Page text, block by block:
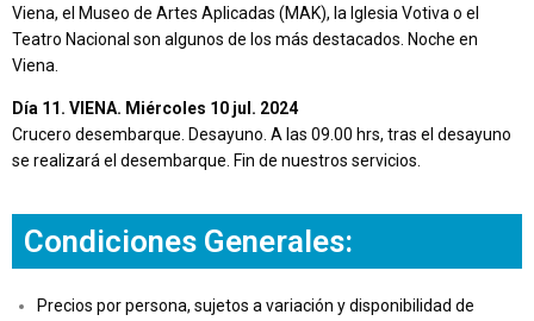
Viena, el Museo de Artes Aplicadas (MAK), la Iglesia Votiva o el
Teatro Nacional son algunos de los más destacados. Noche en
Viena.
Día 11. VIENA. Miércoles 10 jul. 2024
Crucero desembarque. Desayuno. A las 09.00 hrs, tras el desayuno
se realizará el desembarque. Fin de nuestros servicios.
Condiciones Generales:
Precios por persona, sujetos a variación y disponibilidad de